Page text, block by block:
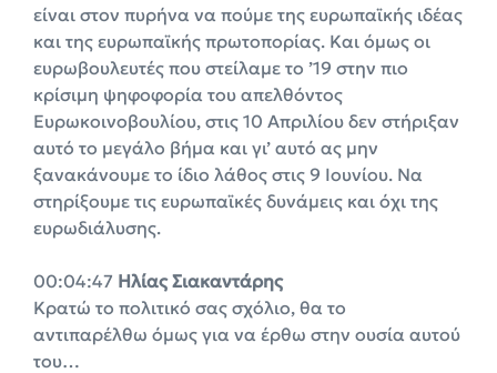
είναι στον πυρήνα να πούμε της ευρωπαϊκής ιδέας
και της ευρωπαϊκής πρωτοπορίας. Και όμως οι
ευρωβουλευτές που στείλαμε το ’19 στην πιο
κρίσιμη ψηφοφορία του απελθόντος
Ευρωκοινοβουλίου, στις 10 Απριλίου δεν στήριξαν
αυτό το μεγάλο βήμα και γι’ αυτό ας μην
ξανακάνουμε το ίδιο λάθος στις 9 Ιουνίου. Να
στηρίξουμε τις ευρωπαϊκές δυνάμεις και όχι της
ευρωδιάλυσης.
00:04:47 Ηλίας Σιακαντάρης
Κρατώ το πολιτικό σας σχόλιο, θα το
αντιπαρέλθω όμως για να έρθω στην ουσία αυτού
του…